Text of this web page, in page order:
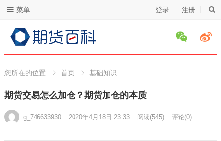
登录 注册
菜单
您所在的位置 首页 基础知识
期货交易怎么加仓？期货加仓的本质
g_746633930 2020年4月18日 23:33 阅读(545) 评论(0)